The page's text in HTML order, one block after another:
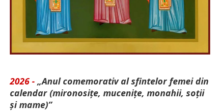
2026 - „Anul comemorativ al sfintelor femei din
calendar (mironosițe, mu­cenițe, monahii, soții
și mame)”